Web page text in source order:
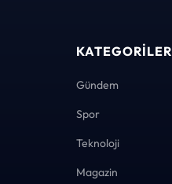
KATEGORILER
Gündem
Spor
Teknoloji
Magazin